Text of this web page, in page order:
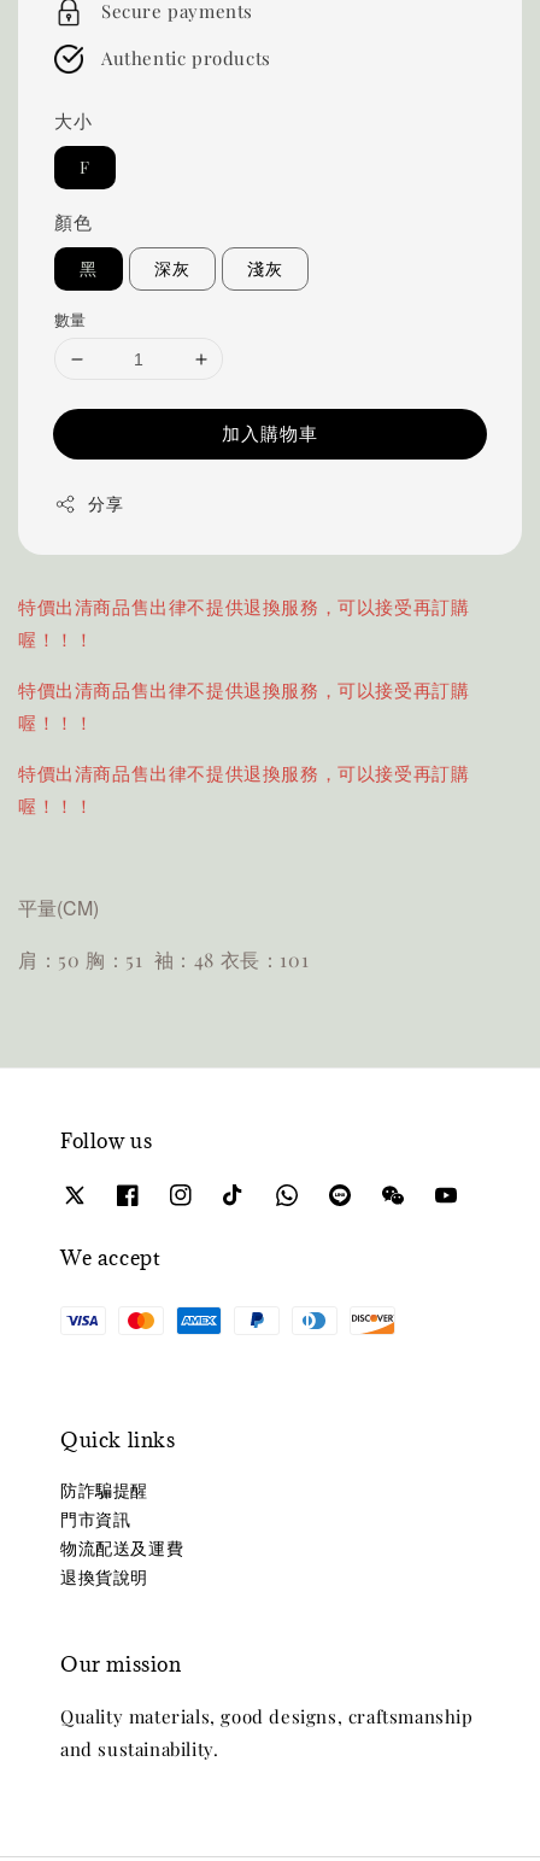
Secure payments
Authentic products
大小
F
顏色
黑 深灰 淺灰
數量
加入購物車
分享
特價出清商品售出律不提供退換服務，可以接受再訂購
喔！！！
特價出清商品售出律不提供退換服務，可以接受再訂購
喔！！！
特價出清商品售出律不提供退換服務，可以接受再訂購
喔！！！
平量(CM)
肩：50 胸：51 袖：48 衣長：101
Follow us
We accept
Quick links
防詐騙提醒
門市資訊
物流配送及運費
退換貨說明
Our mission
Quality materials, good designs, craftsmanship
and sustainability.